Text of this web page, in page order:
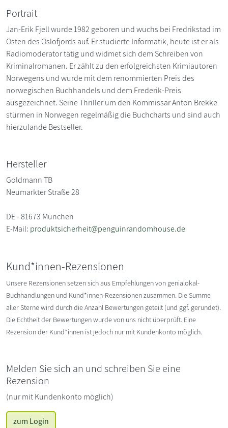
Portrait
Jan-Erik Fjell wurde 1982 geboren und wuchs bei Fredrikstad im
Osten des Oslofjords auf. Er studierte Informatik, heute ist er als
Radiomoderator tätig und widmet sich dem Schreiben von
Kriminalromanen. Er zählt zu den erfolgreichsten Krimiautoren
Norwegens und wurde mit dem renommierten Preis des
norwegischen Buchhandels und dem Frederik-Preis
ausgezeichnet. Seine Thriller um den Kommissar Anton Brekke
stürmen in Norwegen regelmäßig die Buchcharts und sind auch
hierzulande Bestseller.
Hersteller
Goldmann TB
Neumarkter Straße 28
DE - 81673 München
E-Mail: produktsicherheit@penguinrandomhouse.de
Kund*innen-Rezensionen
Unsere Rezensionen setzen sich aus Empfehlungen von genialokal-
Buchhandlungen und Kund*innen-Rezensionen zusammen. Die Summe
aller Sterne wird durch die Anzahl Bewertungen geteilt (und ggf. gerundet).
Die Echtheit der Bewertungen wurde von uns nicht überprüft. Eine
Rezension der Kund*innen ist jedoch nur mit Kundenkonto möglich.
Melden Sie sich an und schreiben Sie eine
Rezension
(nur mit Kundenkonto möglich)
zum Login